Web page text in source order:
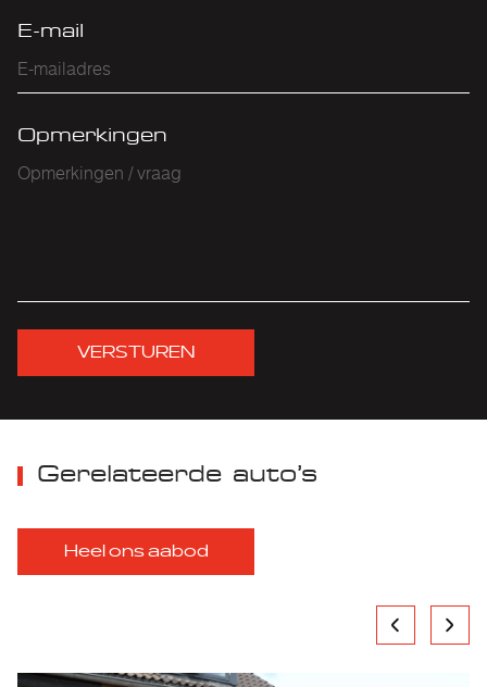
E-mail
Opmerkingen
VERSTUREN
Gerelateerde auto’s
Heel ons aabod